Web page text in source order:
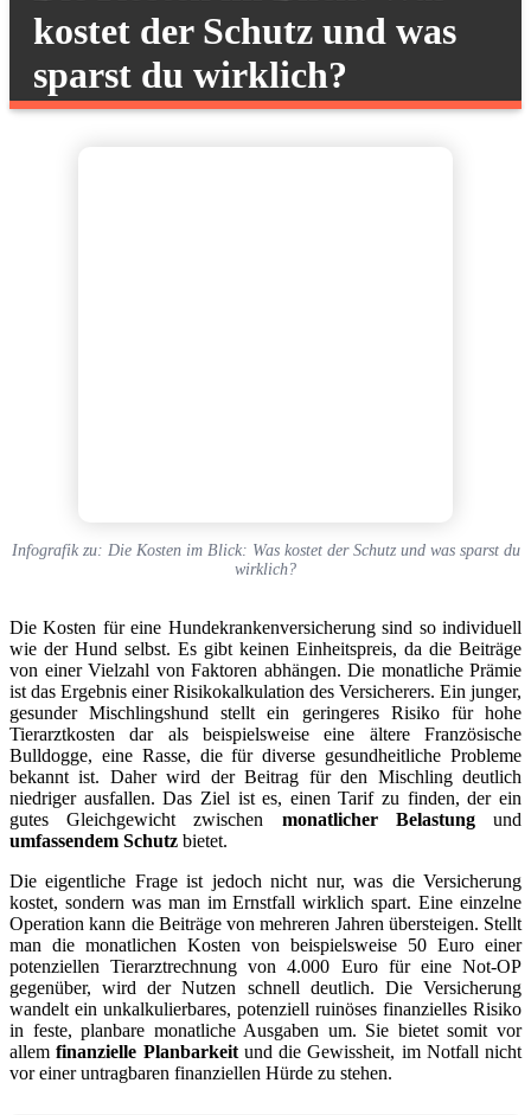
kostet der Schutz und was
sparst du wirklich?
Infografik zu: Die Kosten im Blick: Was kostet der Schutz und was sparst du
wirklich?
Die Kosten für eine Hundekrankenversicherung sind so individuell
wie der Hund selbst. Es gibt keinen Einheitspreis, da die Beiträge
von einer Vielzahl von Faktoren abhängen. Die monatliche Prämie
ist das Ergebnis einer Risikokalkulation des Versicherers. Ein junger,
gesunder Mischlingshund stellt ein geringeres Risiko für hohe
Tierarztkosten dar als beispielsweise eine ältere Französische
Bulldogge, eine Rasse, die für diverse gesundheitliche Probleme
bekannt ist. Daher wird der Beitrag für den Mischling deutlich
niedriger ausfallen. Das Ziel ist es, einen Tarif zu finden, der ein
gutes Gleichgewicht zwischen monatlicher Belastungund
umfassendem Schutz bietet.
Die eigentliche Frage ist jedoch nicht nur, was die Versicherung
kostet, sondern was man im Ernstfall wirklich spart. Eine einzelne
Operation kann die Beiträge von mehreren Jahren übersteigen. Stellt
man die monatlichen Kosten von beispielsweise 50 Euro einer
potenziellen Tierarztrechnung von 4.000 Euro für eine Not-OP
gegenüber, wird der Nutzen schnell deutlich. Die Versicherung
wandelt ein unkalkulierbares, potenziell ruinöses finanzielles Risiko
in feste, planbare monatliche Ausgaben um. Sie bietet somit vor
allemfinanzielle Planbarkeitund die Gewissheit, im Notfall nicht
vor einer untragbaren finanziellen Hürde zu stehen.